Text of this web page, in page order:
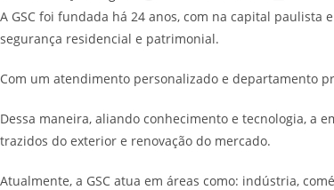
A GSC foi fundada há 24 anos, com na capital
segurança residencial e patrimonial.
Com um atendimento personalizado e departamento
Dessa maneira, aliando conhecimento e tecnologia, a
trazidos do exterior e renovação do mercado.
Atualmente, a GSC atua em áreas como: indústria,